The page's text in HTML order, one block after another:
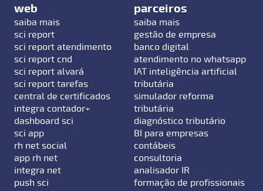
web
saiba mais
sci report
sci report atendimento
sci report cnd
sci report alvará
sci report tarefas
central de certificados
integra contador+
dashboard sci
sci app
rh net social
app rh net
integra net
push sci
parceiros
saiba mais
gestão de empresa
banco digital
atendimento no whatsapp
IAT inteligência artificial
tributária
simulador reforma
tributária
diagnóstico tributário
BI para empresas
contábeis
consultoria
analisador IR
formação de profissionais